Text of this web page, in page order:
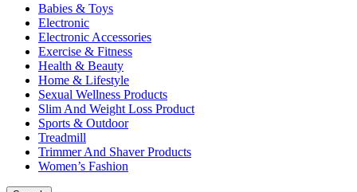
Babies & Toys
Electronic
Electronic Accessories
Exercise & Fitness
Health & Beauty
Home & Lifestyle
Sexual Wellness Products
Slim And Weight Loss Product
Sports & Outdoor
Treadmill
Trimmer And Shaver Products
Women’s Fashion